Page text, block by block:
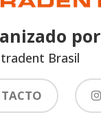
por
Brasil